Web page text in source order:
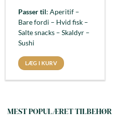
Passer til: Aperitif –
Bare fordi – Hvid fisk –
Salte snacks – Skaldyr –
Sushi
LÆG I KURV
MEST POPULÆRET TILBEHØR